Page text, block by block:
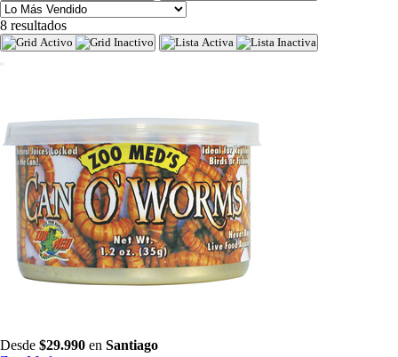
8 resultados
Desde $29.990 en Santiago